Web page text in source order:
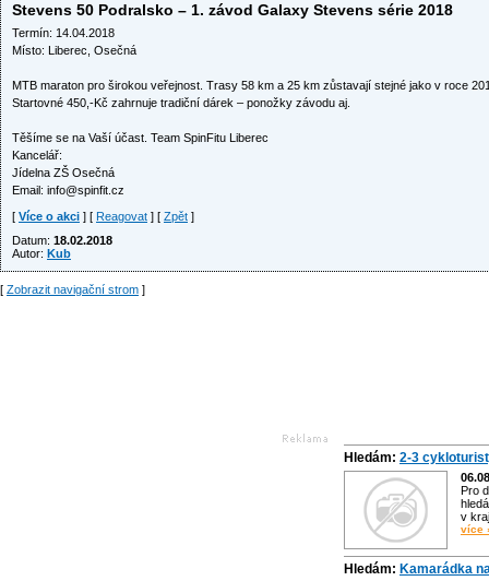
Stevens 50 Podralsko – 1. závod Galaxy Stevens série 2018
Termín: 14.04.2018
Místo: Liberec, Osečná
MTB maraton pro širokou veřejnost. Trasy 58 km a 25 km zůstavají stejné jako v roce
Startovné 450,-Kč zahrnuje tradiční dárek – ponožky závodu aj.
Těšíme se na Vaší účast. Team SpinFitu Liberec
Kancelář:
Jídelna ZŠ Osečná
Email: info@spinfit.cz
[ Více o akci ] [ Reagovat ] [ Zpět ]
Datum: 18.02.2018
Autor: Kub
[ Zobrazit navigační strom ]
Hledám: 2-3
Pro
v
více
Hledám: Kamarádka